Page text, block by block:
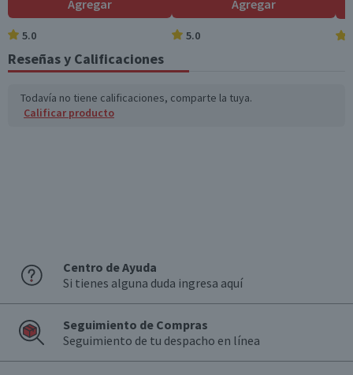
Agregar
5.0
Agregar
5.0
Reseñas y Calificaciones
Todavía no tiene calificaciones, comparte la tuya.
Calificar producto
Centro de Ayuda
Si tienes alguna duda ingresa aquí
Seguimiento de Compras
Seguimiento de tu despacho en línea